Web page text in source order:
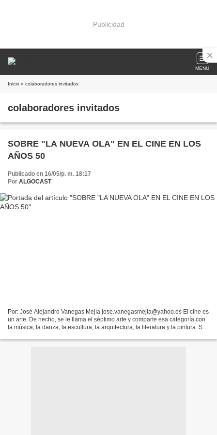
Publicidad
MENU
Inicio » colaboradores invitados
colaboradores invitados
SOBRE "LA NUEVA OLA" EN EL CINE EN LOS
AÑOS 50
Publicado en 16/05/p. m. 18:17
Por ALGOCAST
Por: José Alejandro Vanegas Mejía jose.vanegasmejia@yahoo.es El cine es
un arte. De hecho, se le llama el séptimo arte y comparte esa categoría con
la música, la danza, la escultura, la arquitectura, la literatura y la pintura. Su